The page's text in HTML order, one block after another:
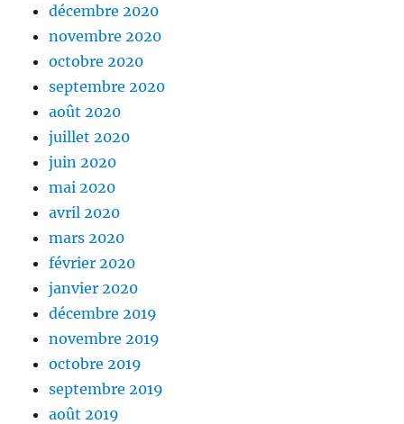
décembre 2020
novembre 2020
octobre 2020
septembre 2020
août 2020
juillet 2020
juin 2020
mai 2020
avril 2020
mars 2020
février 2020
janvier 2020
décembre 2019
novembre 2019
octobre 2019
septembre 2019
août 2019